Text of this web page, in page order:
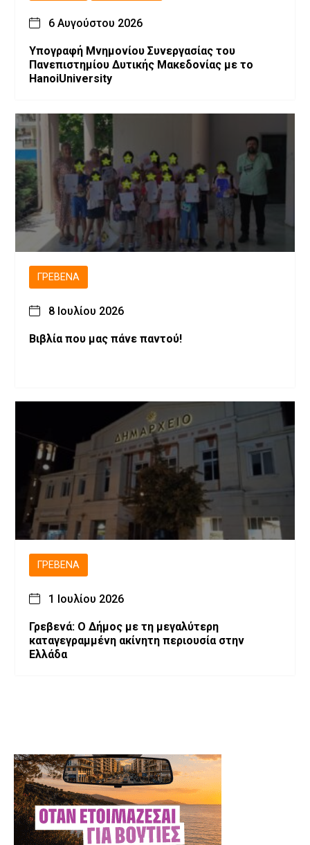
6 Αυγούστου 2026
Υπογραφή Μνημονίου Συνεργασίας του
Πανεπιστημίου Δυτικής Μακεδονίας με το
HanoiUniversity
ΓΡΕΒΕΝΆ
8 Ιουλίου 2026
Βιβλία που μας πάνε παντού!
ΓΡΕΒΕΝΆ
1 Ιουλίου 2026
Γρεβενά: Ο Δήμος με τη μεγαλύτερη
καταγεγραμμένη ακίνητη περιουσία στην
Ελλάδα